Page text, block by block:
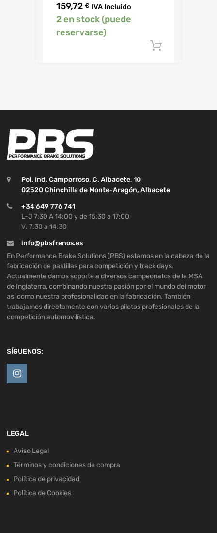
159,72 € IVA Incluido
2 en stock (puede
reservarse)
Pol. Ind. Camporroso, C. Albacete, 10
02520 Chinchilla de Monte-Aragón, Albacete
+34 649 776 741
L-J 7:30 A 14:00 y de 15:30 a 17:00
V: 7:30 a 14:30
info@pbsfrenos.es
En Performance Brake Solutions (PBS) estamos en la cabeza de la
fabricación de pastillas para competición y track days.
Actualmente damos soporte a diversos campeonatos de la MSA
de Inglaterra, combinando nuestra pasión por el mundo del motor
así como nuestra profesionalidad en la fabricación. También
trabajamos directamente con varios pilotos profesionales de la
competición automovilística.
SÍGUENOS:
LEGAL
Aviso Legal
Términos y condiciones de compra
Política de privacidad
Política de Cookies